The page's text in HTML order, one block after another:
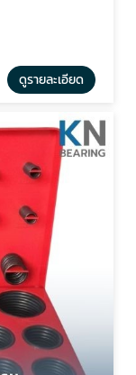
ดูรายละเอียด